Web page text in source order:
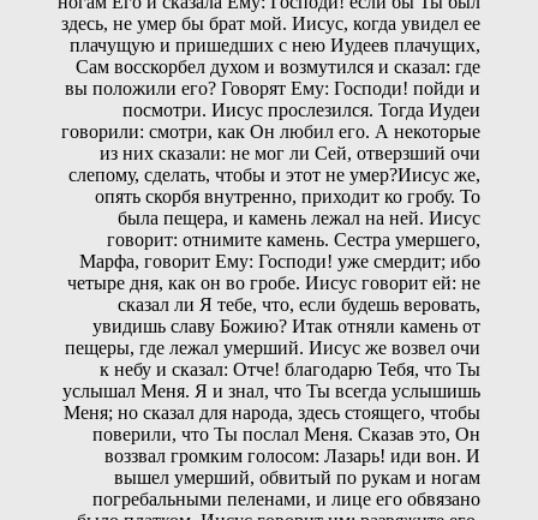
здесь, не умер бы брат мой. Иисус, когда увидел ее
плачущую и пришедших с нею Иудеев плачущих,
Сам восскорбел духом и возмутился и сказал: где
вы положили его? Говорят Ему: Господи! пойди и
посмотри. Иисус прослезился. Тогда Иудеи
говорили: смотри, как Он любил его. А некоторые
из них сказали: не мог ли Сей, отверзший очи
слепому, сделать, чтобы и этот не умер?Иисус же,
опять скорбя внутренно, приходит ко гробу. То
была пещера, и камень лежал на ней. Иисус
говорит: отнимите камень. Сестра умершего,
Марфа, говорит Ему: Господи! уже смердит; ибо
четыре дня, как он во гробе. Иисус говорит ей: не
сказал ли Я тебе, что, если будешь веровать,
увидишь славу Божию? Итак отняли камень от
пещеры, где лежал умерший. Иисус же возвел очи
к небу и сказал: Отче! благодарю Тебя, что Ты
услышал Меня. Я и знал, что Ты всегда услышишь
Меня; но сказал для народа, здесь стоящего, чтобы
поверили, что Ты послал Меня. Сказав это, Он
воззвал громким голосом: Лазарь! иди вон. И
вышел умерший, обвитый по рукам и ногам
погребальными пеленами, и лице его обвязано